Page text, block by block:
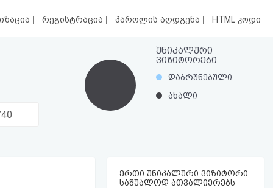
| რეგისტრაცია | პაროლის აღდგენა | HTML კოდი
უნიკალური
ვიზიტორები
დაბრუნებული
ახალი
ერთი უნიკალური ვიზიტორი
საშუალოდ ათვალიერებს